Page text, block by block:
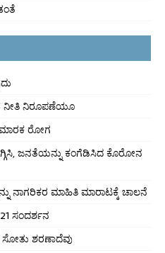
ನೀತಿ ನಿರೂಪಣೆಯೂ
ಮಾರಕ ರೋಗ
ಜನತೆಯನ್ನು ಕಂಗೆಡಿಸಿದ ಕೊರೋನ
ನಾಗರಿಕರ ಮಾಹಿತಿ ಮಾರಾಟಕ್ಕೆ ಚಾಲನೆ
ಸಂದರ್ಶನ
ಶರಣಾದೆವು